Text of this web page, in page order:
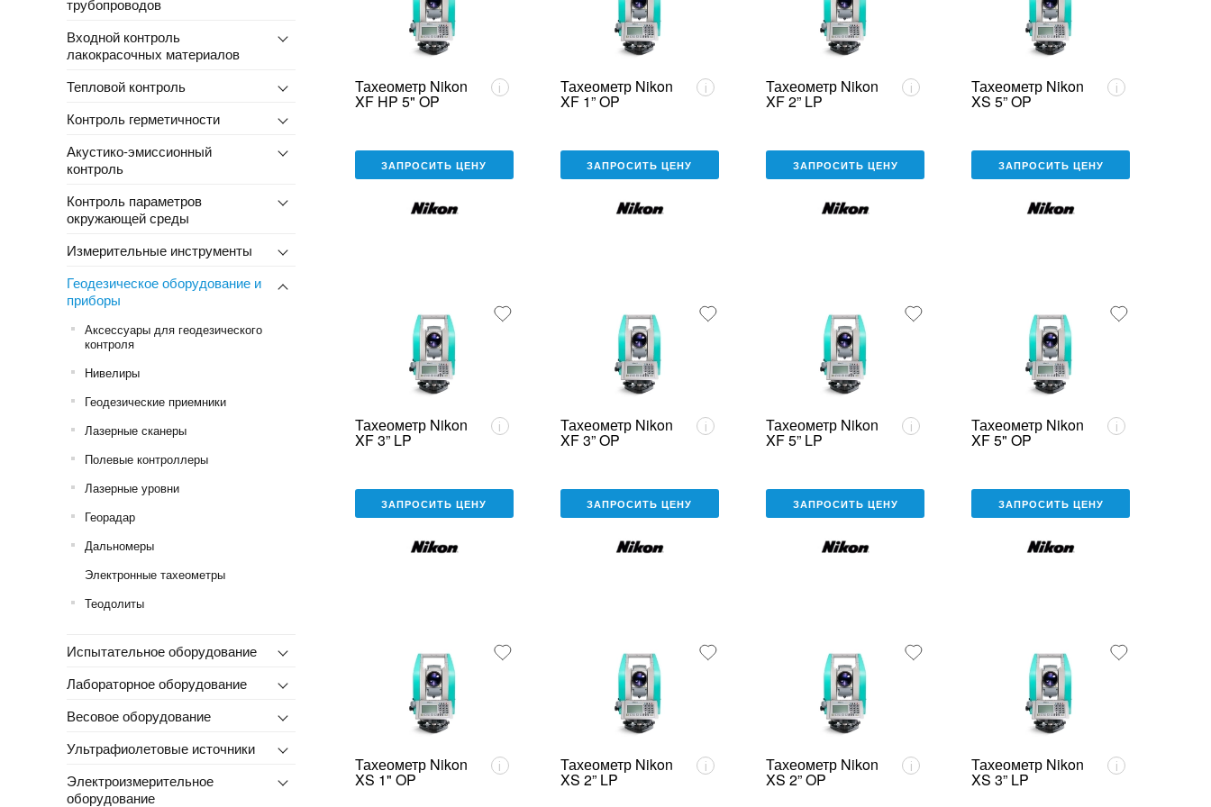
Входной контроль
лакокрасочных материалов
Тепловой контроль
Контроль герметичности
Акустико-эмиссионный
контроль
Контроль параметров
окружающей среды
Измерительные инструменты
Геодезическое оборудование и
приборы
Аксессуары для геодезического
контроля
Нивелиры
Геодезические приемники
Лазерные сканеры
Полевые контроллеры
Лазерные уровни
Георадар
Дальномеры
Электронные тахеометры
Теодолиты
Испытательное оборудование
Лабораторное оборудование
Весовое оборудование
Ультрафиолетовые источники
Электроизмерительное
оборудование
Тахеометр Nikon
XF HP 5" OP
i
ЗАПРОСИТЬ ЦЕНУ
Тахеометр Nikon
XF 1” OP
i
ЗАПРОСИТЬ ЦЕНУ
Тахеометр Nikon
XF 2” LP
i
ЗАПРОСИТЬ ЦЕНУ
Тахеометр Nikon
XS 5” OP
i
ЗАПРОСИТЬ ЦЕНУ
Тахеометр Nikon
XF 3” LP
i
ЗАПРОСИТЬ ЦЕНУ
Тахеометр Nikon
XF 3” OP
i
ЗАПРОСИТЬ ЦЕНУ
Тахеометр Nikon
XF 5” LP
i
ЗАПРОСИТЬ ЦЕНУ
Тахеометр Nikon
XF 5" OP
i
ЗАПРОСИТЬ ЦЕНУ
Тахеометр Nikon
XS 1" OP
i Тахеометр Nikon
XS 2” LP
i Тахеометр Nikon
XS 2” OP
i Тахеометр Nikon
XS 3” LP
i